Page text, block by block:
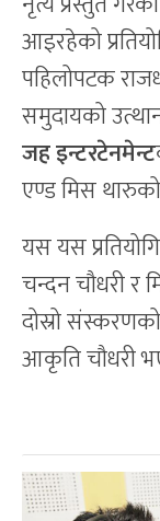
आइरहेको
पहिलोपटक
समुदायको
जह इन्टरटेनमेन्ट
एण्ड मिस
यस यस
चन्दन चौधरी र
दोस्रो
आकृति चौधरी